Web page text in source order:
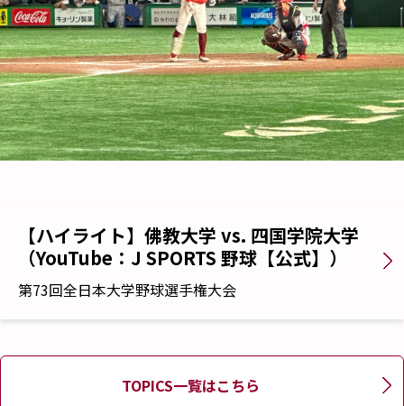
【ハイライト】佛教大学 vs. 四国学院大学
（YouTube：J SPORTS 野球【公式】）
第73回全日本大学野球選手権大会
TOPICS一覧はこちら